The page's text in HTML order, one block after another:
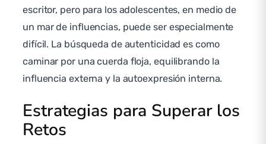
escritor, pero para los adolescentes, en medio de
un mar de influencias, puede ser especialmente
difícil. La búsqueda de autenticidad es como
caminar por una cuerda floja, equilibrando la
influencia externa y la autoexpresión interna.
Estrategias para Superar los
Retos